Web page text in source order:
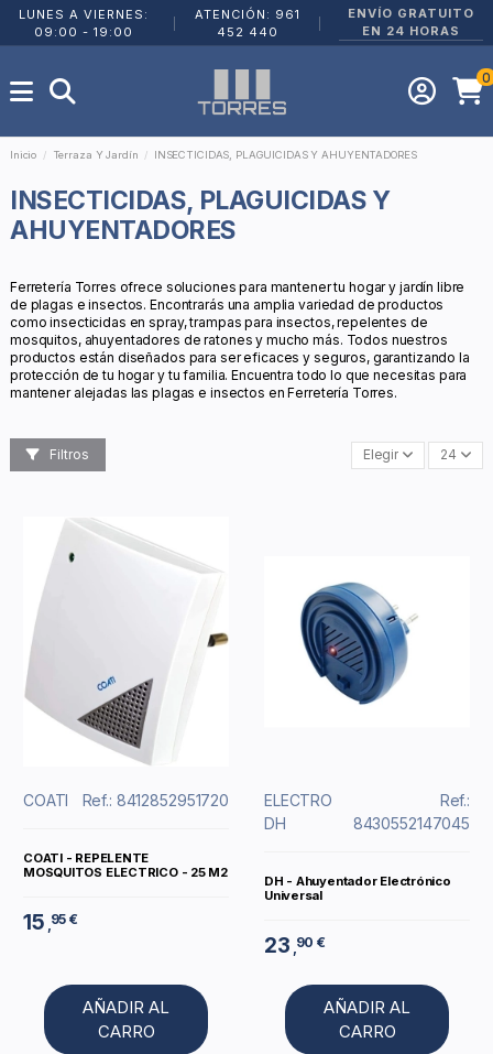
LUNES A VIERNES:
09:00 - 19:00
ATENCIÓN: 961
452 440
ENVÍO GRATUITO
EN 24 HORAS
0
Inicio Terraza Y Jardín INSECTICIDAS, PLAGUICIDAS Y AHUYENTADORES
INSECTICIDAS, PLAGUICIDAS Y
AHUYENTADORES
Ferretería Torres ofrece soluciones para mantener tu hogar y jardín libre
de plagas e insectos. Encontrarás una amplia variedad de productos
como insecticidas en spray, trampas para insectos, repelentes de
mosquitos, ahuyentadores de ratones y mucho más. Todos nuestros
productos están diseñados para ser eficaces y seguros, garantizando la
protección de tu hogar y tu familia. Encuentra todo lo que necesitas para
mantener alejadas las plagas e insectos en Ferretería Torres.
Filtros Elegir 24
COATI Ref.: 8412852951720
COATI - REPELENTE
MOSQUITOS ELECTRICO - 25 M2
15 95 €
AÑADIR AL
CARRO
ELECTRO
DH
Ref.:
8430552147045
DH - Ahuyentador Electrónico
Universal
23 90 €
AÑADIR AL
CARRO